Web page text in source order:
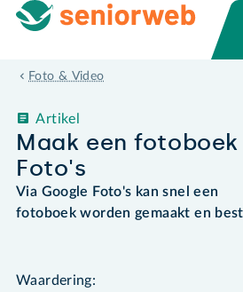
Foto & Video
Maak een
Foto's
Artikel
Via Google Foto's kan snel een
fotoboek worden gemaakt en
Waardering: